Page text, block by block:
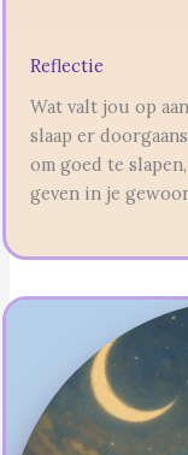
Reflectie
Wat valt jou op
slaap er
om goed te
geven in je